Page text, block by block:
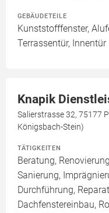
GEBÄUDETEILE
Kunststofffenster,
Terrassentür, Innentür
Knapik
Salierstrasse 32, 75177
Königsbach-Stein)
TÄTIGKEITEN
Beratung,
Sanierung,
Durchführung,
Dachfenstereinbau,